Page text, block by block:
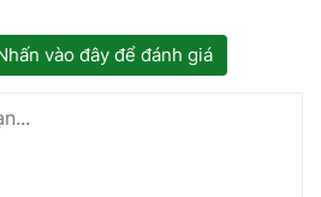
vào đây để đánh giá